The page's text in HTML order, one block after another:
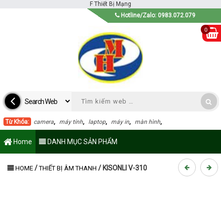
F Thiết Bị Mạng
Hotline/Zalo: 0983.072.079
Từ Khóa: camera, máy tính, laptop, máy in, màn hình,
Home DANH MỤC SẢN PHẨM
HOME /THIẾT BỊ ÂM THANH / KISONLI V-310
0